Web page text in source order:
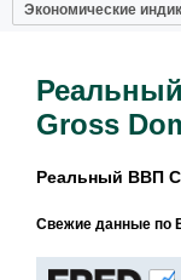
Экономические
Gross
Реальный ВВП
Свежие данные по